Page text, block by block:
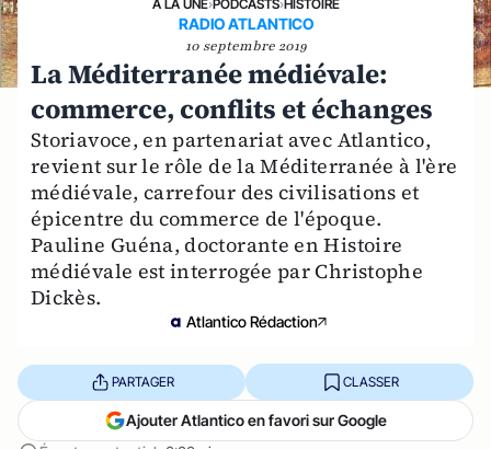
A LA UNE›PODCASTS›HISTOIRE
RADIO ATLANTICO
10 septembre 2019
La Méditerranée médiévale:
commerce, conflits et échanges
Storiavoce, en partenariat avec Atlantico,
revient sur le rôle de la Méditerranée à l'ère
médiévale, carrefour des civilisations et
épicentre du commerce de l'époque.
Pauline Guéna, doctorante en Histoire
médiévale est interrogée par Christophe
Dickès.
Atlantico Rédaction
PARTAGER CLASSER
Ajouter Atlantico en favori sur Google